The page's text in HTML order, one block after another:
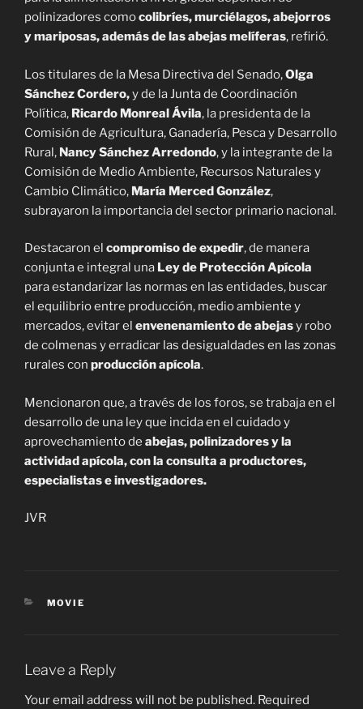
polinizadores comocolibríes, murciélagos, abejorros
y mariposas, además de las abejas melíferas, refirió.
Los titulares de la Mesa Directiva del Senado,Olga
Sánchez Cordero,y de la Junta de Coordinación
Política, Ricardo Monreal Ávila, la presidenta de la
Comisión de Agricultura, Ganadería, Pesca y Desarrollo
Rural, Nancy Sánchez Arredondo, y la integrante de la
Comisión de Medio Ambiente, Recursos Naturales y
Cambio Climático, María Merced González,
subrayaron la importancia del sector primario nacional.
Destacaron el compromiso de expedir, de manera
conjunta e integral una Ley de Protección Apícola
para estandarizar las normas en las entidades, buscar
el equilibrio entre producción, medio ambiente y
mercados, evitar el envenenamiento de abejasy robo
de colmenas y erradicar las desigualdades en las zonas
rurales con producción apícola.
Mencionaron que, a través de los foros, se trabaja en el
desarrollo de una ley que incida en el cuidado y
aprovechamiento de abejas, polinizadores y la
actividad apícola, con la consulta a productores,
especialistas e investigadores.
JVR
CATEGORIES
MOVIE
Leave a Reply
Your email address will not be published. Required